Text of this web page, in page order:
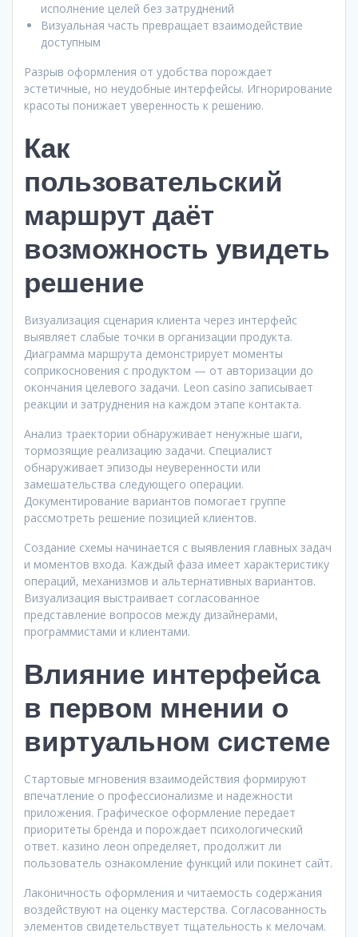
исполнение целей без затруднений
Визуальная часть превращает взаимодействие
доступным
Разрыв оформления от удобства порождает
эстетичные, но неудобные интерфейсы. Игнорирование
красоты понижает уверенность к решению.
Как
пользовательский
маршрут даёт
возможность увидеть
решение
Визуализация сценария клиента через интерфейс
выявляет слабые точки в организации продукта.
Диаграмма маршрута демонстрирует моменты
соприкосновения с продуктом — от авторизации до
окончания целевого задачи. Leon casino записывает
реакции и затруднения на каждом этапе контакта.
Анализ траектории обнаруживает ненужные шаги,
тормозящие реализацию задачи. Специалист
обнаруживает эпизоды неуверенности или
замешательства следующего операции.
Документирование вариантов помогает группе
рассмотреть решение позицией клиентов.
Создание схемы начинается с выявления главных задач
и моментов входа. Каждый фаза имеет характеристику
операций, механизмов и альтернативных вариантов.
Визуализация выстраивает согласованное
представление вопросов между дизайнерами,
программистами и клиентами.
Влияние интерфейса
в первом мнении о
виртуальном системе
Стартовые мгновения взаимодействия формируют
впечатление о профессионализме и надежности
приложения. Графическое оформление передает
приоритеты бренда и порождает психологический
ответ. казино леон определяет, продолжит ли
пользователь ознакомление функций или покинет сайт.
Лаконичность оформления и читаемость содержания
воздействуют на оценку мастерства. Согласованность
элементов свидетельствует тщательность к мелочам.